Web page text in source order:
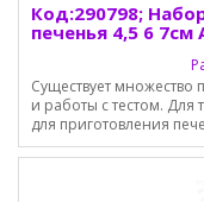
Код:290798;
печенья 4,5 6 7см
Существует
и работы с тестом. Для
для приготовления